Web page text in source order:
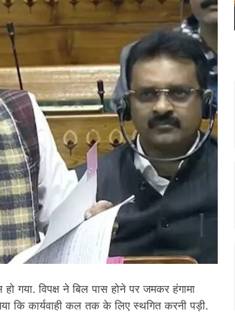
गया. विपक्ष ने बिल पास होने पर जमकर हंगामा
कि कार्यवाही कल तक के लिए स्थगित करनी पड़ी.